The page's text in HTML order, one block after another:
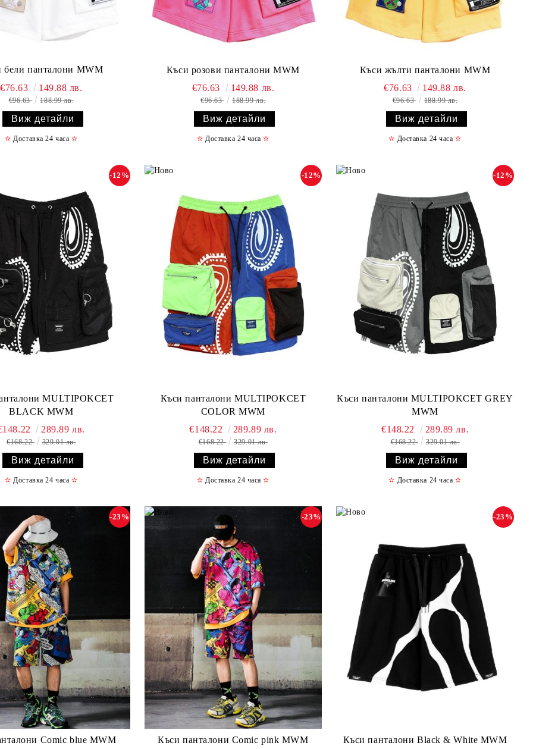
mwm.offbg@gmail.com
бели панталони MWM
€76.63 149.88 лв.
€96.63 188.99 лв.
Виж детайли
✫ Доставка 24 часа ✫
Къси розови панталони MWM
€76.63 149.88 лв.
€96.63 188.99 лв.
Виж детайли
✫ Доставка 24 часа✫
Къси жълти панталони MWM
€76.63 149.88 лв.
€96.63 188.99 лв.
Виж детайли
✫ Доставка 24 часа✫
MULTIPOKCET
BLACK MWM
-12%
289.89 лв.
€168.22 329.01 лв.
Виж детайли
✫ Доставка 24 часа ✫
Къси панталони MULTIPOKCET
COLOR MWM
-12%
€148.22 289.89 лв.
€168.22 329.01 лв.
Виж детайли
✫ Доставка 24 часа✫
Къси панталони MULTIPOKCET GREY
MWM
-12%
€148.22 289.89 лв.
€168.22 329.01 лв.
Виж детайли
✫ Доставка 24 часа✫
Comic blue MWM
-23%
Къси панталони Comic pink MWM
-23%
Къси панталони Black & White MWM
-23%